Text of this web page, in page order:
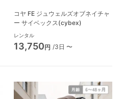
コヤ FE ジュウェルズオブネイチャ
ー サイベックス(cybex)
レンタル
13,750円 /3日 〜